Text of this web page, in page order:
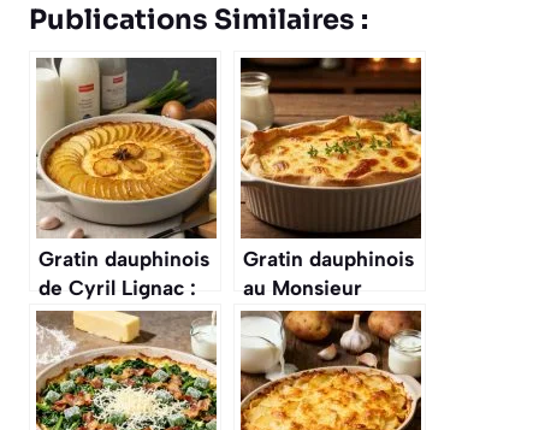
Publications Similaires :
Gratin dauphinois
de Cyril Lignac :
recette
savoureuse
Gratin dauphinois
au Monsieur
Cuisine : recette
savoureuse et
facile